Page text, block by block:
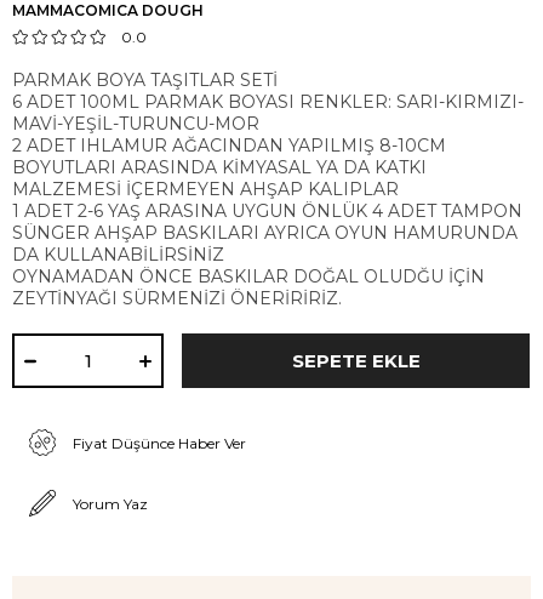
MAMMACOMICA DOUGH
0.0
PARMAK BOYA TAŞITLAR SETİ
6 ADET 100ML PARMAK BOYASI RENKLER: SARI-KIRMIZI-
MAVİ-YEŞİL-TURUNCU-MOR
2 ADET IHLAMUR AĞACINDAN YAPILMIŞ 8-10CM
BOYUTLARI ARASINDA KİMYASAL YA DA KATKI
MALZEMESİ İÇERMEYEN AHŞAP KALIPLAR
1 ADET 2-6 YAŞ ARASINA UYGUN ÖNLÜK 4 ADET TAMPON
SÜNGER AHŞAP BASKILARI AYRICA OYUN HAMURUNDA
DA KULLANABİLİRSİNİZ
OYNAMADAN ÖNCE BASKILAR DOĞAL OLUDĞU İÇİN
ZEYTİNYAĞI SÜRMENİZİ ÖNERİRİRİZ.
Fiyat Düşünce Haber Ver
Yorum Yaz